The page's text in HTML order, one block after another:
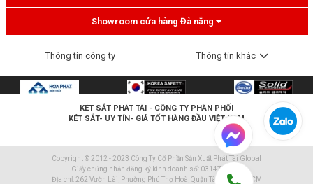
Showroom cửa hàng Đà nẵng
Thông tin công ty Thông tin khác
KÉT SẮT PHÁT TÀI - CÔNG TY PHÂN PHỐI
KÉT SẮT- UY TÍN- GIÁ TỐT HÀNG ĐẦU VIỆT NAM
Copyright © 2012 - 2023 Công Ty Cổ Phần Sản Xuất Phát Tài Global
Giấy chứng nhận đăng ký kinh doanh số: 0314796600
Địa chỉ: 262 Vườn Lài, Phường Phú Thọ Hoà, Quận Tân Phú, TP.HCM